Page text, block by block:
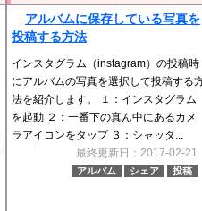
アルバムに保存している写真を
投稿する方法
インスタグラム（instagram）の投稿時
にアルバムの写真を選択して投稿する
法を紹介します。 １：インスタグラム
を起動 ２：一番下の真ん中にあるカメ
ラアイコンをタップ ３：シャッタ...
最終更新日：2017-02-21
アルバム シェア 投稿